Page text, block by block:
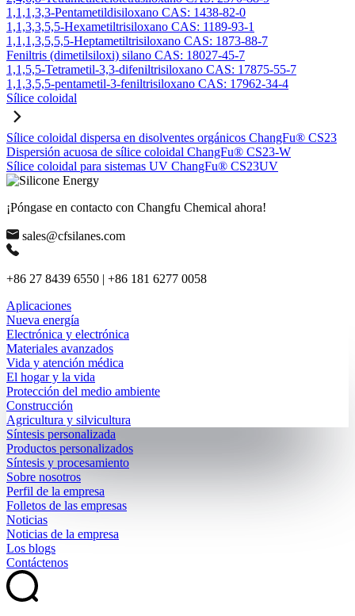
1,1,1,3,3-Pentametildisiloxano CAS: 1438-82-0
1,1,3,3,5,5-Hexametiltrisiloxano CAS: 1189-93-1
1,1,1,3,5,5,5-Heptametiltrisiloxano CAS: 1873-88-7
Feniltris (dimetilsiloxi) silano CAS: 18027-45-7
1,1,5,5-Tetrametil-3,3-difeniltrisiloxano CAS: 17875-55-7
1,1,3,5,5-pentametil-3-feniltrisiloxano CAS: 17962-34-4
Sílice coloidal
Sílice coloidal dispersa en disolventes orgánicos ChangFu® CS23
Dispersión acuosa de sílice coloidal ChangFu® CS23-W
Sílice coloidal para sistemas UV ChangFu® CS23UV
¡Póngase en contacto con Changfu Chemical ahora!
sales@cfsilanes.com
+86 27 8439 6550 | +86 181 6277 0058
Aplicaciones
Nueva energía
Electrónica y electrónica
Materiales avanzados
Vida y atención médica
El hogar y la vida
Protección del medio ambiente
Construcción
Agricultura y silvicultura
Síntesis personalizada
Productos personalizados
Síntesis y procesamiento
Sobre nosotros
Perfil de la empresa
Folletos de las empresas
Noticias
Noticias de la empresa
Los blogs
Contáctenos